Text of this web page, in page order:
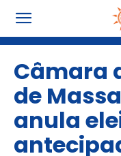
Câmara
de
anula